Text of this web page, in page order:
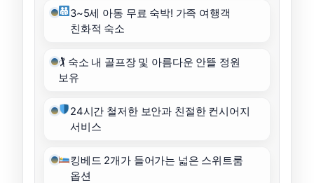
3~5세 아동 무료 숙박! 가족 여행객
친화적 숙소
🏌️ 숙소 내 골프장 및 아름다운 안뜰 정원
보유
24시간 철저한 보안과 친절한 컨시어지
서비스
킹베드 2개가 들어가는 넓은 스위트룸
옵션